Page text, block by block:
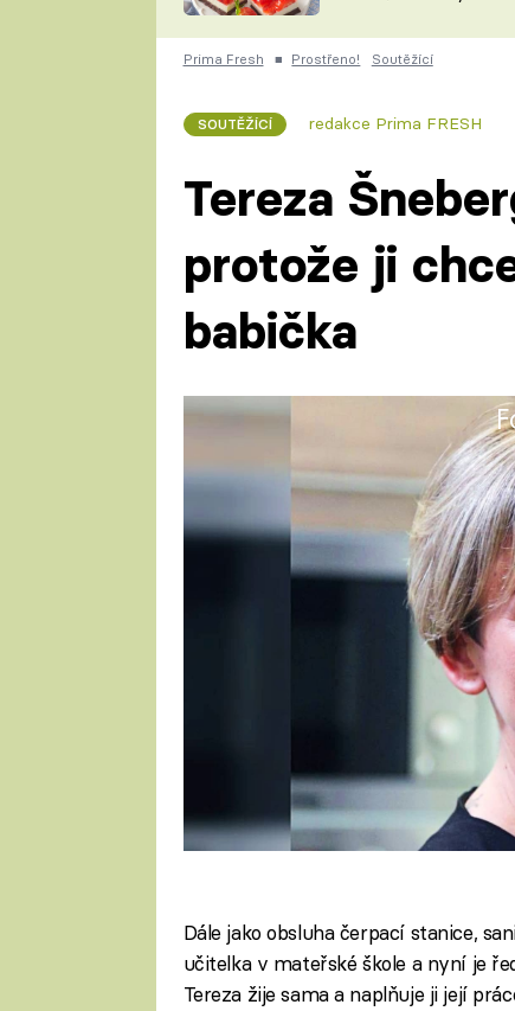
ČESKO NA TALÍŘI
KUCHAŘKA
Prima Fresh ■ Prostřeno! Soutěžící
SOUTĚŽÍCÍ redakce Prima FRESH
Tereza
protože ji
babička
Tereza (30) studovala na
Toruni. Pracovala jako
vedoucí na dětském táboře.
Dále jako obsluha čerpací stanice,
učitelka v mateřské škole a nyní je
Tereza žije sama a naplňuje ji její